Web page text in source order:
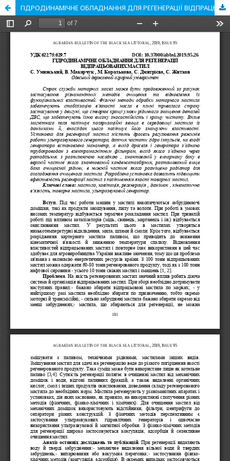
ГІДРОДИНАМІЧНЕ ОБЛАДНАННЯ ДЛЯ РЕГЕНЕРАЦІЇ ВІДПРАЦЬОВАНИХ МАСТИЛ